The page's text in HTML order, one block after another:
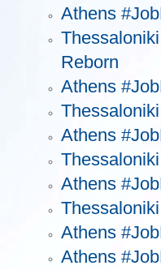
Athens
Reborn
Athens
Athens
Athens
Athens
Athens